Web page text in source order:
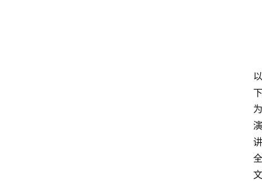
以
下
为
演
讲
全
文